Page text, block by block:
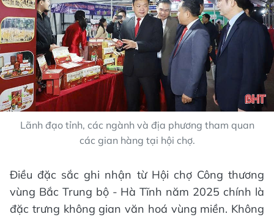
Lãnh đạo tỉnh, các ngành và địa phương tham quan
các gian hàng tại hội chợ.
Điều đặc sắc ghi nhận từ Hội chợ Công thương
vùng Bắc Trung bộ - Hà Tĩnh năm 2025 chính là
đặc trưng không gian văn hoá vùng miền. Không